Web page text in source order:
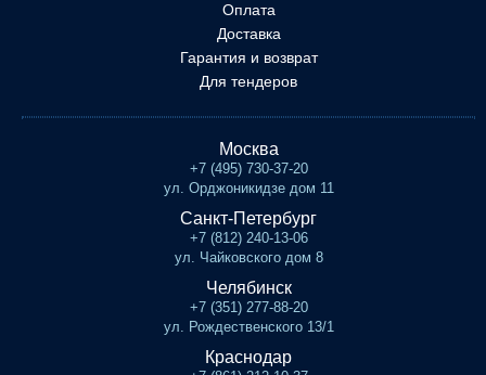
Оплата
Доставка
Гарантия и возврат
Для тендеров
Москва
+7 (495) 730-37-20
ул. Орджоникидзе дом 11
Санкт-Петербург
+7 (812) 240-13-06
ул. Чайковского дом 8
Челябинск
+7 (351) 277-88-20
ул. Рождественского 13/1
Краснодар